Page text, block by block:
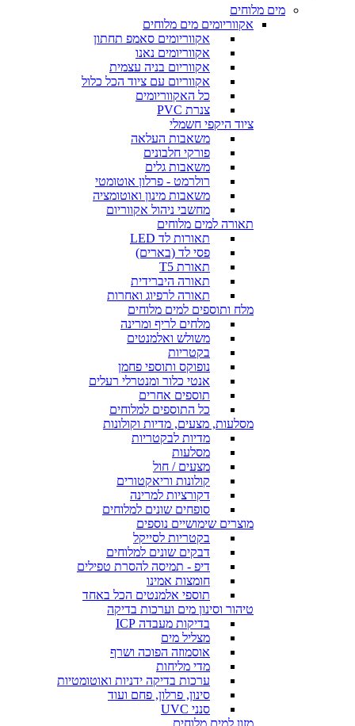
מים מלוחים
אקווריומים מים מלוחים
אקווריומים סאמפ תחתון
אקווריומים נאנו
אקווריום בניה עצמית
אקווריום עם ציוד הכל כלול
כל האקווריומים
צנרת PVC
ציוד היקפי חשמלי
משאבות העלאה
פורקי חלבונים
משאבות גלים
רולרמט - פרלון אוטומטי
משאבות מינון ואוטומציה
מחשבי ניהול אקווריום
תאורה למים מלוחים
תאורות לד LED
פסי לד (בארים)
תאורת T5
תאורה היברידית
תאורה לרפיוג ואחרות
מלח ותוספים למים מלוחים
מלחים לריף ומרינה
משולש ואלמנטים
בקטריות
נופוקס ותוספי פחמן
אנטי כלור ומנטרלי רעלים
תוספים אחרים
כל התוספים למלוחים
מסלעות, מצעים, מדיות וקולונות
מדיות לבקטריות
מסלעות
מצעים / חול
קולונות וריאקטורים
דקורציות למרינה
סופחים שונים למלוחים
מוצרים שימושיים נוספים
בקטריות לסייקל
דבקים שונים למלוחים
דיפ - תמיסה להסרת טפילים
חומצות אמינו
תוספי אלמנטים הכל באחד
טיהור וסינון מים וערכות בדיקה
בדיקות מעבדה ICP
מצליל מים
אוסמוזה הפוכה ושרף
מדי מליחות
ערכות בדיקה ידניות ואוטומטיות
סינון, פרלון, פחם ועוד
סנני UVC
מזון למים מלוחים